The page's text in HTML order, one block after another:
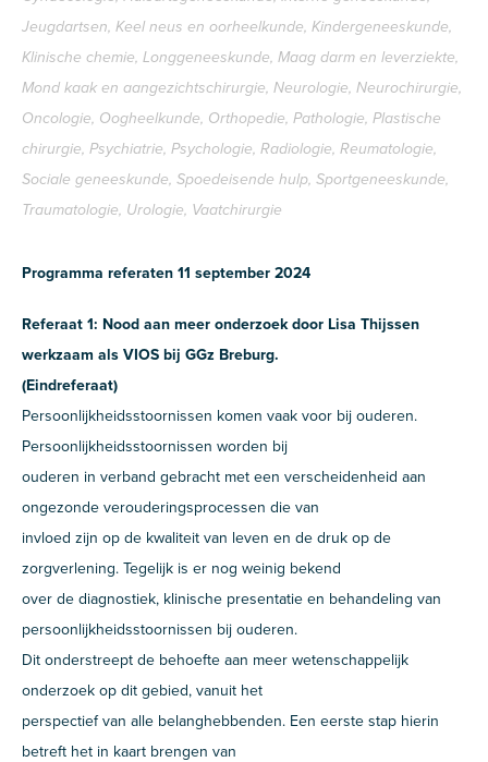
Jeugdartsen, Keel neus en oorheelkunde, Kindergeneeskunde,
Klinische chemie, Longgeneeskunde, Maag darm en leverziekte,
Mond kaak en aangezichtschirurgie, Neurologie, Neurochirurgie,
Oncologie, Oogheelkunde, Orthopedie, Pathologie, Plastische
chirurgie, Psychiatrie, Psychologie, Radiologie, Reumatologie,
Sociale geneeskunde, Spoedeisende hulp, Sportgeneeskunde,
Traumatologie, Urologie, Vaatchirurgie
Programma referaten 11 september 2024
Referaat 1: Nood aan meer onderzoek door Lisa Thijssen
werkzaam als VIOS bij GGz Breburg.
(Eindreferaat)
Persoonlijkheidsstoornissen komen vaak voor bij ouderen.
Persoonlijkheidsstoornissen worden bij
ouderen in verband gebracht met een verscheidenheid aan
ongezonde verouderingsprocessen die van
invloed zijn op de kwaliteit van leven en de druk op de
zorgverlening. Tegelijk is er nog weinig bekend
over de diagnostiek, klinische presentatie en behandeling van
persoonlijkheidsstoornissen bij ouderen.
Dit onderstreept de behoefte aan meer wetenschappelijk
onderzoek op dit gebied, vanuit het
perspectief van alle belanghebbenden. Een eerste stap hierin
betreft het in kaart brengen van